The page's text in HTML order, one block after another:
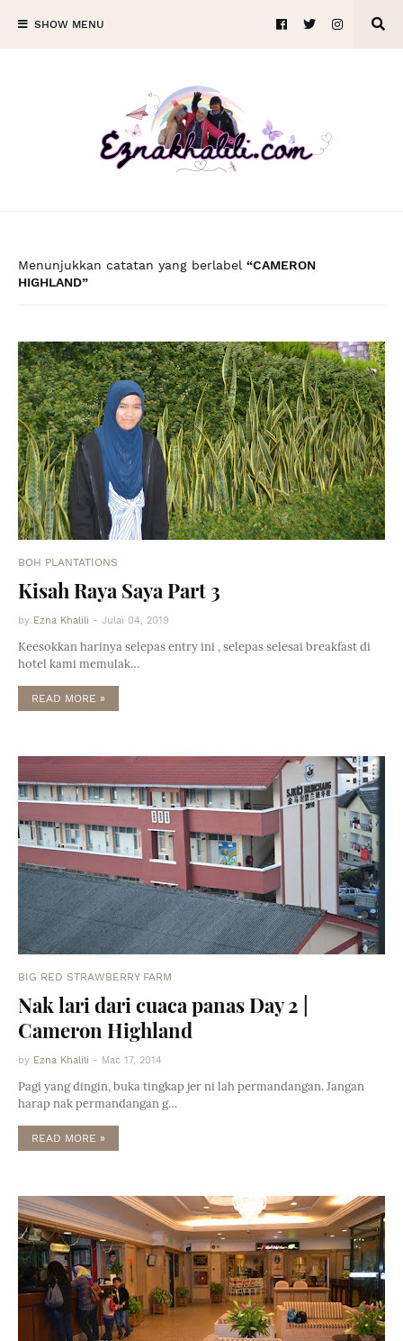
SHOW MENU
Menunjukkan catatan yang berlabel
CAMERON
HIGHLAND
BOH PLANTATIONS
Kisah Raya Saya Part 3
by Ezna Khalili - Julai 04, 2019
Keesokkan harinya selepas entry ini , selepas selesai breakfast di
hotel kami memulak…
READ MORE »
BIG RED STRAWBERRY FARM
Nak lari dari cuaca panas Day 2 |
Cameron Highland
by Ezna Khalili - Mac 17, 2014
Pagi yang dingin, buka tingkap jer ni lah permandangan. Jangan
harap nak permandangan g…
READ MORE »